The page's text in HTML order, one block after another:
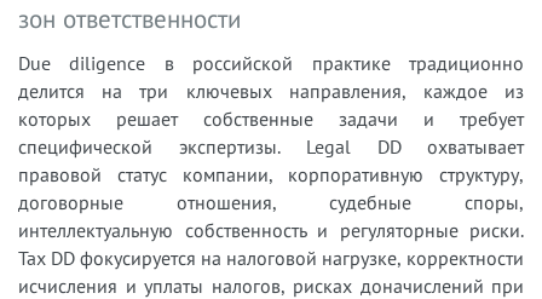
зон ответственности
Due diligence в российской практике традиционно
делится на три ключевых направления, каждое из
которых решает собственные задачи и требует
специфической экспертизы. Legal DD охватывает
правовой статус компании, корпоративную структуру,
договорные отношения, судебные споры,
интеллектуальную собственность и регуляторные риски.
Tax DD фокусируется на налоговой нагрузке, корректности
исчисления и уплаты налогов, рисках доначислений при